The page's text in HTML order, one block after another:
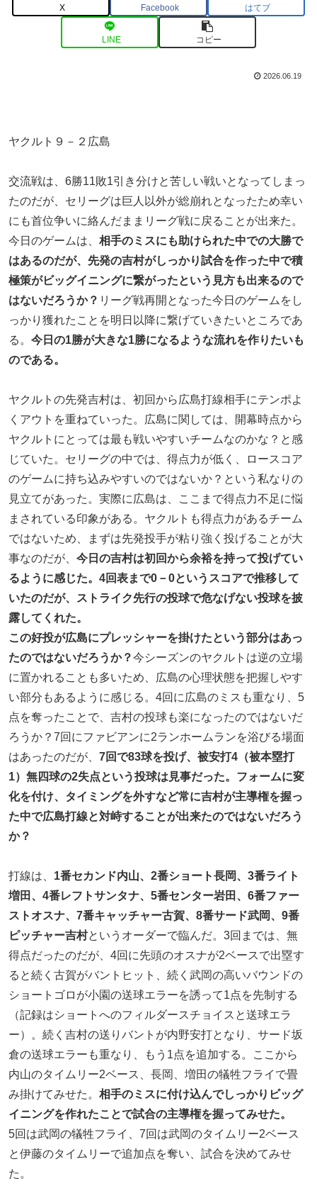
X Facebook はてブ
LINE コピー
2026.06.19
ヤクルト９－２広島
交流戦は、6勝11敗1引き分けと苦しい戦いとなってしまっ
たのだが、セリーグは巨人以外が総崩れとなったため幸い
にも首位争いに絡んだままリーグ戦に戻ることが出来た。
今日のゲームは、 相手のミスにも助けられた中での大勝で
はあるのだが、先発の吉村がしっかり試合を作った中で積
極策がビッグイニングに繋がったという見方も出来るので
はないだろうか？ リーグ戦再開となった今日のゲームをし
っかり獲れたことを明日以降に繋げていきたいところであ
る。 今日の1勝が大きな1勝になるような流れを作りたいも
のである。
ヤクルトの先発吉村は、初回から広島打線相手にテンポよ
くアウトを重ねていった。広島に関しては、開幕時点から
ヤクルトにとっては最も戦いやすいチームなのかな？と感
じていた。セリーグの中では、得点力が低く、ロースコア
のゲームに持ち込みやすいのではないか？という私なりの
見立てがあった。実際に広島は、ここまで得点力不足に悩
まされている印象がある。ヤクルトも得点力があるチーム
ではないため、まずは先発投手が粘り強く投げることが大
事なのだが、 今日の吉村は初回から余裕を持って投げてい
るように感じた。4回表まで0－0というスコアで推移して
いたのだが、ストライク先行の投球で危なげない投球を披
露してくれた。
この好投が広島にプレッシャーを掛けたという部分はあっ
たのではないだろうか？今シーズンのヤクルトは逆の立場
に置かれることも多いため、広島の心理状態を把握しやす
い部分もあるように感じる。4回に広島のミスも重なり、5
点を奪ったことで、吉村の投球も楽になったのではないだ
ろうか？7回にファビアンに2ランホームランを浴びる場面
はあったのだが、 7回で83球を投げ、被安打4（被本塁打
1）無四球の2失点という投球は見事だった。フォームに変
化を付け、タイミングを外すなど常に吉村が主導権を握っ
た中で広島打線と対峙することが出来たのではないだろう
か？
打線は、 1番セカンド内山、2番ショート長岡、3番ライト
増田、4番レフトサンタナ、5番センター岩田、6番ファー
ストオスナ、7番キャッチャー古賀、8番サード武岡、9番
ピッチャー吉村というオーダーで臨んだ。3回までは、無
得点だったのだが、4回に先頭のオスナが2ベースで出塁す
ると続く古賀がバントヒット、続く武岡の高いバウンドの
ショートゴロが小園の送球エラーを誘って1点を先制する
（記録はショートへのフィルダースチョイスと送球エラ
ー）。続く吉村の送りバントが内野安打となり、サード坂
倉の送球エラーも重なり、もう1点を追加する。ここから
内山のタイムリー2ベース、長岡、増田の犠牲フライで畳
み掛けてみせた。 相手のミスに付け込んでしっかりビッグ
イニングを作れたことで試合の主導権を握ってみせた。
5回は武岡の犠牲フライ、7回は武岡のタイムリー2ベース
と伊藤のタイムリーで追加点を奪い、試合を決めてみせ
た。